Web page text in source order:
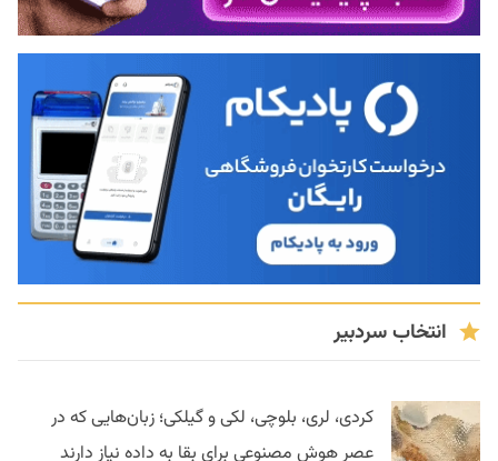
انتخاب سردبیر
کردی، لری، بلوچی، لکی و گیلکی؛ زبان‌هایی که در
عصر هوش مصنوعی برای بقا به داده نیاز دارند